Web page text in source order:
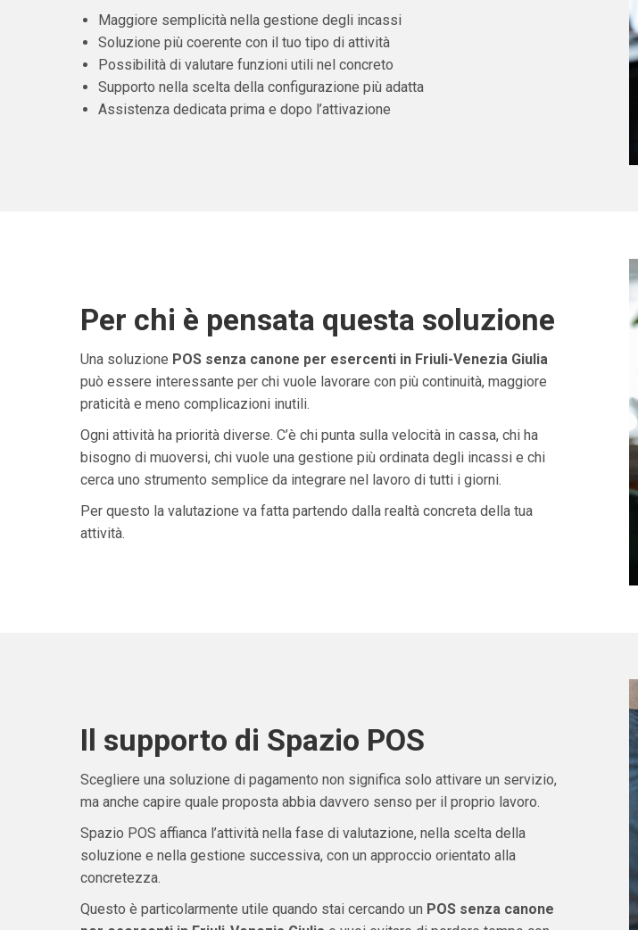
Maggiore semplicità nella gestione degli incassi
Soluzione più coerente con il tuo tipo di attività
Possibilità di valutare funzioni utili nel concreto
Supporto nella scelta della configurazione più adatta
Assistenza dedicata prima e dopo l’attivazione
Per chi è pensata questa soluzione
Una soluzione POS senza canone per esercenti in Friuli-Venezia Giulia
può essere interessante per chi vuole lavorare con più continuità, maggiore
praticità e meno complicazioni inutili.
Ogni attività ha priorità diverse. C’è chi punta sulla velocità in cassa, chi ha
bisogno di muoversi, chi vuole una gestione più ordinata degli incassi e chi
cerca uno strumento semplice da integrare nel lavoro di tutti i giorni.
Per questo la valutazione va fatta partendo dalla realtà concreta della tua
attività.
Il supporto di Spazio POS
Scegliere una soluzione di pagamento non significa solo attivare un servizio,
ma anche capire quale proposta abbia davvero senso per il proprio lavoro.
Spazio POS affianca l’attività nella fase di valutazione, nella scelta della
soluzione e nella gestione successiva, con un approccio orientato alla
concretezza.
Questo è particolarmente utile quando stai cercando un POS senza canone